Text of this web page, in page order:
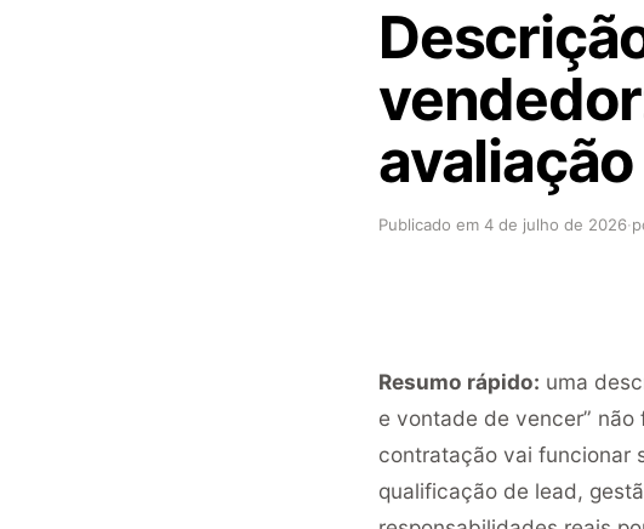
avaliação
Publicado em 4 de julho de 2026·
Resumo rápido: uma
e vontade de vencer”
contratação vai funcionar
qualificação de lead,